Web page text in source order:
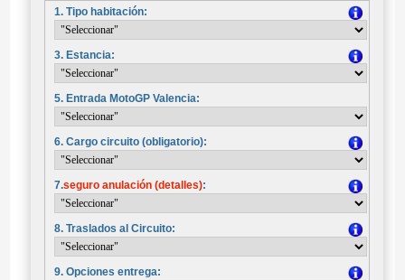
1. Tipo habitación:
3. Estancia:
5. Entrada MotoGP Valencia:
6. Cargo circuito (obligatorio):
7. seguro anulación (detalles):
8. Traslados al Circuito:
9. Opciones entrega: